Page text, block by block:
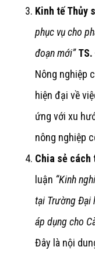
Kinh tế Thủy
phục vụ cho
đoạn mới”
Nông nghiệp
hiện đại về
ứng với xu
nông nghiệp
Chia sẻ cách
luận “Kinh
tại Trường Đại
áp dụng cho
Đây là nội